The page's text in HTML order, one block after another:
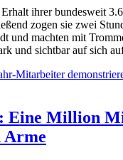
ihrer bundesweit
zogen sie zwei
und machten mit
und sichtbar auf sich
Mitarbeiter
Eine Million
Arme